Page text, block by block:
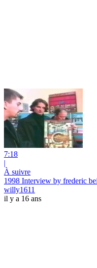
7:18
|
À suivre
1998 Interview by frederic
willy1611
il y a 16 ans